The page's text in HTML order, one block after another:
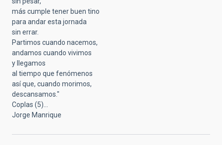
más cumple tener buen tino
para andar esta jornada
sin errar.
Partimos cuando nacemos,
andamos cuando vivimos
y llegamos
al tiempo que fenómenos
así que, cuando morimos,
descansamos."
Coplas (5)...
Jorge Manrique